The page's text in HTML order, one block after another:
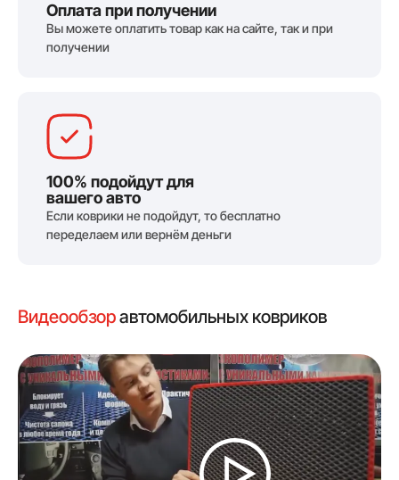
Видеообзоравтомобильных ковриков
Оплата при получении
Вы можете оплатить товар как на сайте, так и при
получении
100% подойдут для
вашего авто
Если коврики не подойдут, то бесплатно
переделаем или вернём деньги